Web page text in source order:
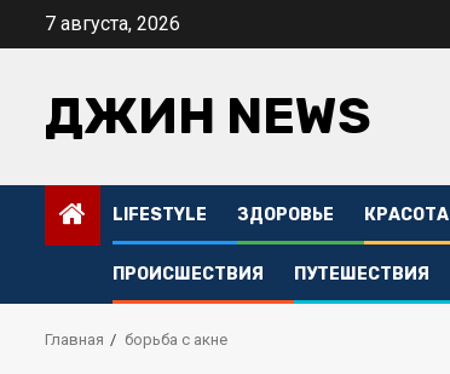
Перейти7 августа, 2026
ДЖИН NEWS
LIFESTYLE ЗДОРОВЬЕ КРАСОТА
ПРОИСШЕСТВИЯ ПУТЕШЕСТВИЯ
Главная борьба с акне